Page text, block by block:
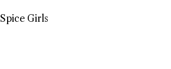
Spice Girls